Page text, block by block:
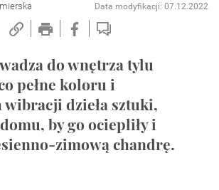
Data modyfikacji: 07.12.2022
do wnętrza tylu
pełne koloru i
dzieła sztuki,
by go ociepliły i
zimową chandrę.